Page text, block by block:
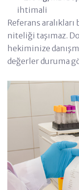
ihtimali
Referans
niteliği taşımaz.
hekiminize
değerler duruma